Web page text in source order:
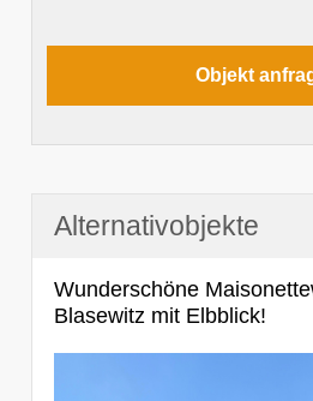
Alternativobjekte
Wunderschöne
Blasewitz mit Elbblick!